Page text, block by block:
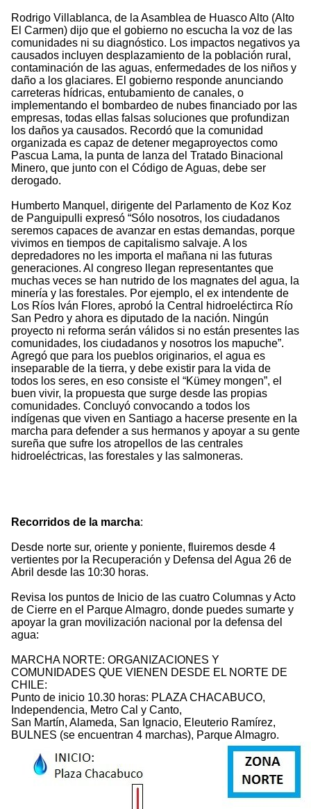
Rodrigo Villablanca, de la Asamblea de Huasco Alto (Alto
El Carmen) dijo que el gobierno no escucha la voz de las
comunidades ni su diagnóstico. Los impactos negativos ya
causados incluyen desplazamiento de la población rural,
contaminación de las aguas, enfermedades de los niños y
daño a los glaciares. El gobierno responde anunciando
carreteras hídricas, entubamiento de canales, o
implementando el bombardeo de nubes financiado por las
empresas, todas ellas falsas soluciones que profundizan
los daños ya causados. Recordó que la comunidad
organizada es capaz de detener megaproyectos como
Pascua Lama, la punta de lanza del Tratado Binacional
Minero, que junto con el Código de Aguas, debe ser
derogado.
Humberto Manquel, dirigente del Parlamento de Koz Koz
de Panguipulli expresó “Sólo nosotros, los ciudadanos
seremos capaces de avanzar en estas demandas, porque
vivimos en tiempos de capitalismo salvaje. A los
depredadores no les importa el mañana ni las futuras
generaciones. Al congreso llegan representantes que
muchas veces se han nutrido de los magnates del agua, la
minería y las forestales. Por ejemplo, el ex intendente de
Los Ríos Iván Flores, aprobó la Central hidroeléctirca Río
San Pedro y ahora es diputado de la nación. Ningún
proyecto ni reforma serán válidos si no están presentes las
comunidades, los ciudadanos y nosotros los mapuche”.
Agregó que para los pueblos originarios, el agua es
inseparable de la tierra, y debe existir para la vida de
todos los seres, en eso consiste el “Kümey mongen”, el
buen vivir, la propuesta que surge desde las propias
comunidades. Concluyó convocando a todos los
indígenas que viven en Santiago a hacerse presente en la
marcha para defender a sus hermanos y apoyar a su gente
sureña que sufre los atropellos de las centrales
hidroeléctricas, las forestales y las salmoneras.
Recorridos de la marcha:
Desde norte sur, oriente y poniente, fluiremos desde 4
vertientes por la Recuperación y Defensa del Agua 26 de
Abril desde las 10:30 horas.
Revisa los puntos de Inicio de las cuatro Columnas y Acto
de Cierre en el Parque Almagro, donde puedes sumarte y
apoyar la gran movilización nacional por la defensa del
agua:
MARCHA NORTE: ORGANIZACIONES Y
COMUNIDADES QUE VIENEN DESDE EL NORTE DE
CHILE:
Punto de inicio 10.30 horas: PLAZA CHACABUCO,
Independencia, Metro Cal y Canto,
San Martín, Alameda, San Ignacio, Eleuterio Ramírez,
BULNES (se encuentran 4 marchas), Parque Almagro.